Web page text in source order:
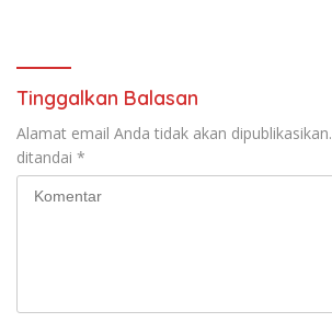
Tinggalkan Balasan
Alamat email Anda tidak akan dipublikasikan.
ditandai *